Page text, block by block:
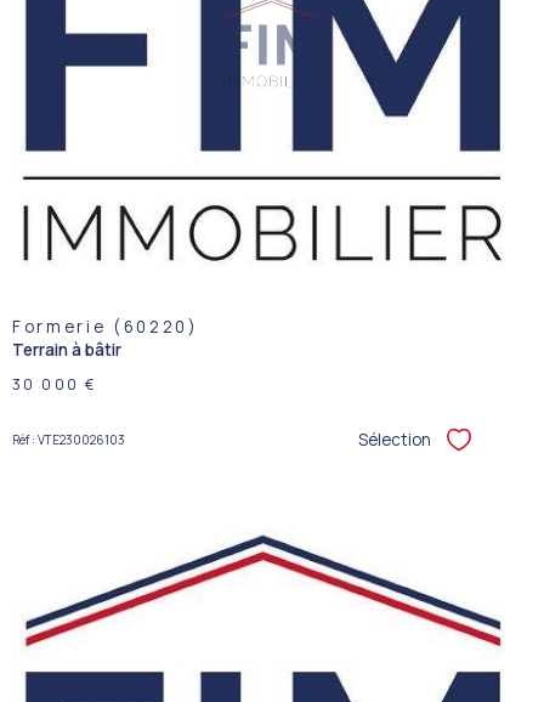
VOIR LE
BIEN
Formerie (60220)
Terrain à bâtir
30 000 €
Réf : VTE230026103 Sélection Sélectionner